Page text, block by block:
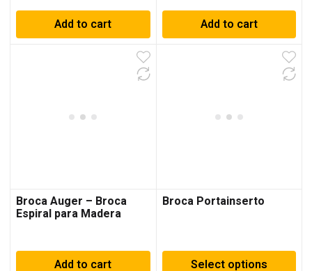
Add to cart Add to cart
Broca Auger – Broca
Espiral para Madera
Add to cart
Broca Portainserto
Select options